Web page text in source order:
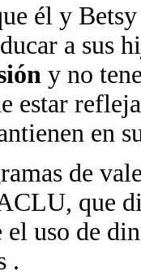
él y
a sus
y no
estar
en
de
que
el uso de
.